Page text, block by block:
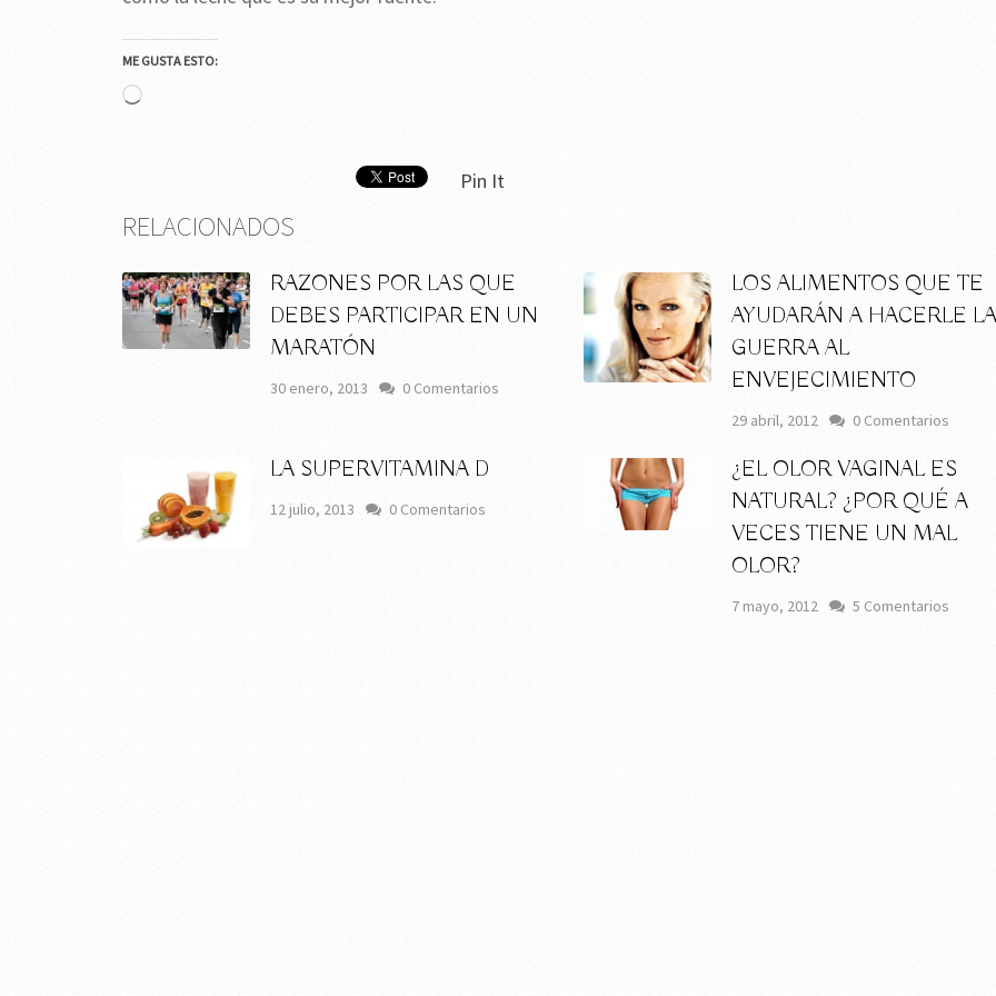
ME GUSTA ESTO:
Cargando...
Pin It
RELACIONADOS
RAZONES POR LAS QUE
DEBES PARTICIPAR EN UN
MARATÓN
30 enero, 2013 0 Comentarios
LOS ALIMENTOS QUE TE
AYUDARÁN A HACERLE
GUERRA AL
ENVEJECIMIENTO
29 abril, 2012 0 Comentarios
LA SUPERVITAMINA D
12 julio, 2013 0 Comentarios
¿EL OLOR VAGINAL ES
NATURAL? ¿POR QUÉ A
VECES TIENE UN MAL
OLOR?
7 mayo, 2012 5 Comentarios